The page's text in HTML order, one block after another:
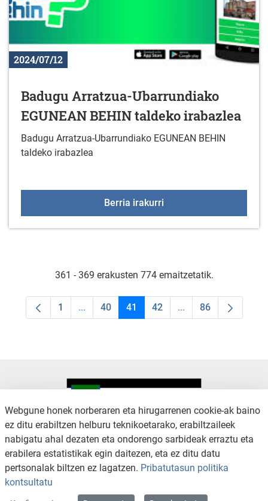
2024/07/12
Badugu Arratzua-Ubarrundiako
EGUNEAN BEHIN taldeko irabazlea
Badugu Arratzua-Ubarrundiako EGUNEAN BEHIN
taldeko irabazlea
Berria irakurri
361 - 369 erakusten 774 emaitzetatik.
Orrialdea
1 ...Intermediate Pages Use TAB to navigate.
Orrialdea
40 Orrialdea
41 Orrialdea
42 ...Intermediate Pages
Orrialdea
86
KONTAKTUA
LEGE OHARRA
SALAKETA KANALA
PRIBATUTASUN POLITIKA
Webgune honek norberaren eta hirugarrenen cookie-ak baino
ez ditu erabiltzen helburu teknikoetarako, erabiltzaileek
nabigatu ahal dezaten eta ondorengo sarbideak erraztu eta
erabilera estatistikak egin daitezen, eta ez ditu datu
pertsonalak biltzen ez lagatzen. Pribatutasun politika
kontsultatu